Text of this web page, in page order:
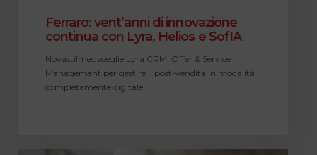
Ferraro: vent’anni di innovazione
continua con Lyra, Helios e SofIA
Novastilmec sceglie Lyra CRM, Offer & Service
Management per gestire il post-vendita in modalità
completamente digitale